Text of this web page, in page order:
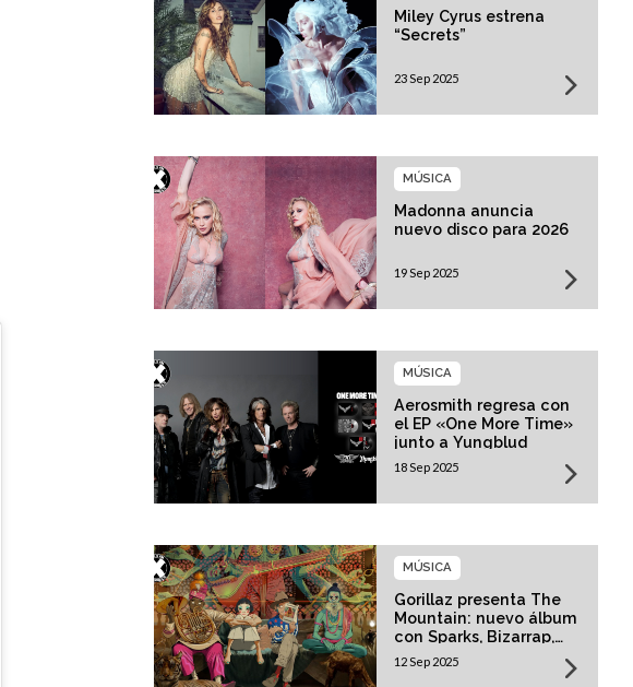
Miley Cyrus estrena
“Secrets”
23 Sep 2025
Madonna anuncia
nuevo disco para 2026
MÚSICA
19 Sep 2025
Aerosmith regresa con
el EP «One More Time»
junto a Yungblud
MÚSICA
18 Sep 2025
Gorillaz presenta The
Mountain: nuevo álbum
con Sparks, Bizarrap,
Trueno y más invitados
MÚSICA
12 Sep 2025